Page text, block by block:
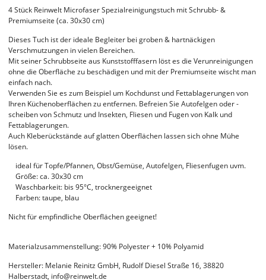
4 Stück Reinwelt Microfaser Spezialreinigungstuch mit Schrubb- &
Premiumseite (ca. 30x30 cm)
Dieses Tuch ist der ideale Begleiter bei groben & hartnäckigen
Verschmutzungen in vielen Bereichen.
Mit seiner Schrubbseite aus Kunststofffasern löst es die Verunreinigungen
ohne die Oberfläche zu beschädigen und mit der Premiumseite wischt man
einfach nach.
Verwenden Sie es zum Beispiel um Kochdunst und Fettablagerungen von
Ihren Küchenoberflächen zu entfernen. Befreien Sie Autofelgen oder -
scheiben von Schmutz und Insekten, Fliesen und Fugen von Kalk und
Fettablagerungen.
Auch Kleberückstände auf glatten Oberflächen lassen sich ohne Mühe
lösen.
ideal für Topfe/Pfannen, Obst/Gemüse, Autofelgen, Fliesenfugen uvm.
Größe: ca. 30x30 cm
Waschbarkeit: bis 95°C, trocknergeeignet
Farben: taupe, blau
Nicht für empfindliche Oberflächen geeignet!
Materialzusammenstellung: 90% Polyester + 10% Polyamid
Hersteller: Melanie Reinitz GmbH, Rudolf Diesel Straße 16, 38820
Halberstadt, info@reinwelt.de